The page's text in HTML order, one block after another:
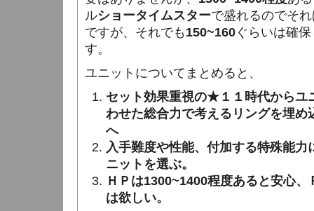
ルショータイムスターで盛れるのでそ
ですが、それでも 150~160 ぐらいは確
す。
ユニットについてまとめると、
セット効果重視の★１１時代からユ
わせた総合力で考えるリングを埋
へ
入手難度や性能、付加する特殊能力
ニットを選ぶ。
ＨＰは1300~1400程度あると安心
は欲しい。